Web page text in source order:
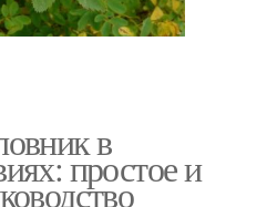
в
простое и